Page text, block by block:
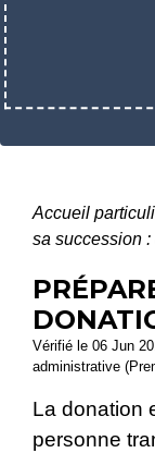
Accueil
sa succession
Vérifié le 06 Jun
administrative
La donation
personne